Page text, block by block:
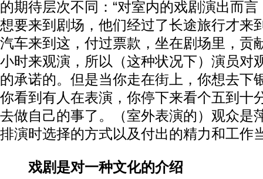
的期待层次不同：“对室内的戏剧演出而
想要来到剧场，他们经过了长途旅行才来
汽车来到这，付过票款，坐在剧场里，贡
小时来观演，所以（这种状况下）演员对
的承诺的。但是当你走在街上，你想去下
你看到有人在表演，你停下来看个五到十
去做自己的事了。（室外表演的）观众是
排演时选择的方式以及付出的精力和工作
戏剧是对一种文化的介绍